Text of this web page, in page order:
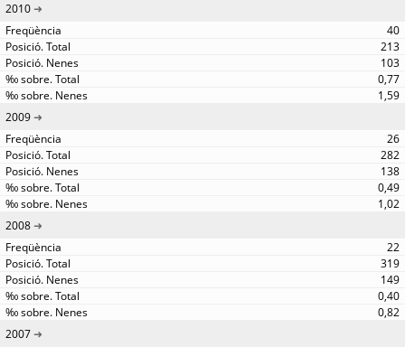
2010
40
213
103
0,77
1,59
2009
26
282
138
0,49
1,02
2008
22
319
149
0,40
0,82
2007